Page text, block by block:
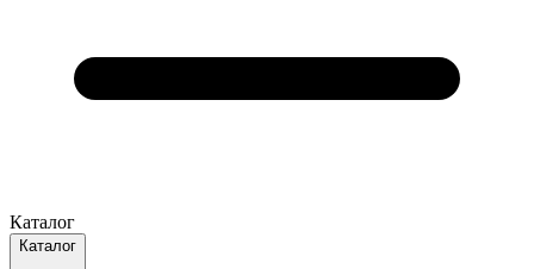
Каталог
Каталог